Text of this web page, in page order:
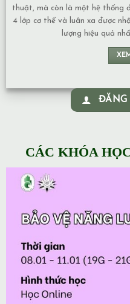
thuật, mà còn là một hệ thống
4 lớp cơ thể và luân xa được
lượng hiệu quả
ĐĂNG
CÁC KHÓA